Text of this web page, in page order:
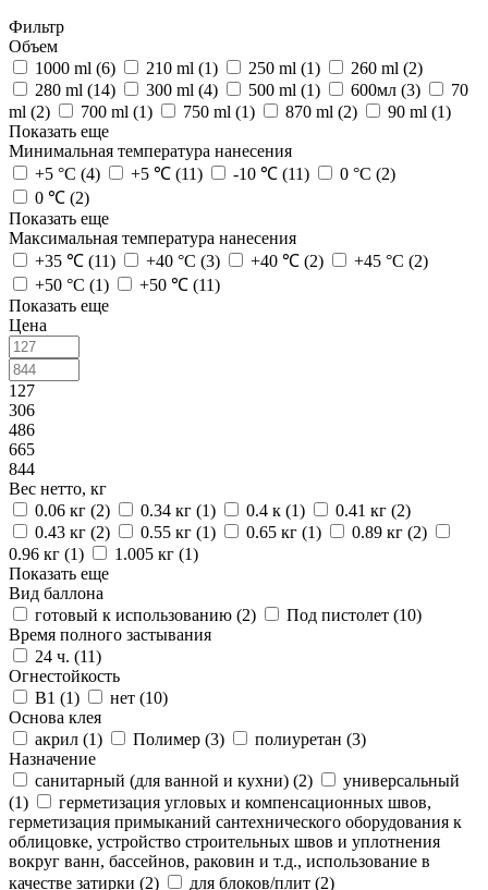
Фильтр
Объем
1000 ml (6) 210 ml (1) 250 ml (1) 260 ml (2)
280 ml (14) 300 ml (4) 500 ml (1) 600мл (3)
70
ml (2) 700 ml (1) 750 ml (1) 870 ml (2) 90 ml (1)
Показать еще
Минимальная температура нанесения
+5 °С (4) +5 ℃ (11) -10 ℃ (11) 0 °С (2)
0 ℃ (2)
Показать еще
Максимальная температура нанесения
+35 ℃ (11) +40 °С (3) +40 ℃ (2) +45 °С (2)
+50 °С (1) +50 ℃ (11)
Показать еще
Цена
127
306
486
665
844
Вес нетто, кг
0.06 кг (2) 0.34 кг (1) 0.4 к (1) 0.41 кг (2)
0.43 кг (2) 0.55 кг (1) 0.65 кг (1) 0.89 кг (2)
0.96 кг (1) 1.005 кг (1)
Показать еще
Вид баллона
готовый к использованию (2) Под пистолет (10)
Время полного застывания
24 ч. (11)
Огнестойкость
B1 (1) нет (10)
Основа клея
акрил (1) Полимер (3) полиуретан (3)
Назначение
санитарный (для ванной и кухни) (2)
универсальный
(1)
герметизация угловых и компенсационных швов,
герметизация примыканий сантехнического оборудования к
облицовке, устройство строительных швов и уплотнения
вокруг ванн, бассейнов, раковин и т.д., использование в
качестве затирки (2) для блоков/плит (2)